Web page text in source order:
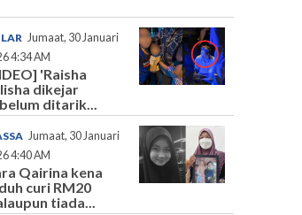
Jumaat, 30 Januari
4:34 AM
'Raisha
dikejar
ditarik...
Jumaat, 30 Januari
4:40 AM
Qairina kena
curi RM20
tiada...